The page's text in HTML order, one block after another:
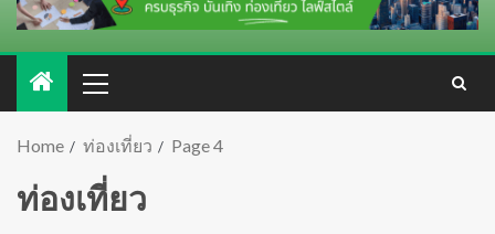
Home ท่องเที่ยว Page 4
ท่องเที่ยว